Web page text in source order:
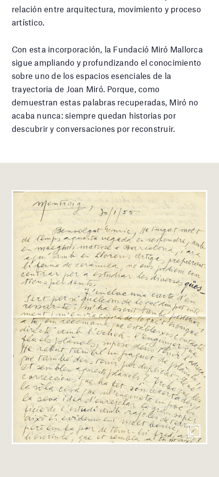
relación entre arquitectura, movimiento y proceso
artístico.
Con esta incorporación, la Fundació Miró Mallorca
sigue ampliando y profundizando el conocimiento
sobre uno de los espacios esenciales de la
trayectoria de Joan Miró. Porque, como
demuestran estas palabras recuperadas, Miró no
acaba nunca: siempre quedan historias por
descubrir y conversaciones por reconstruir.